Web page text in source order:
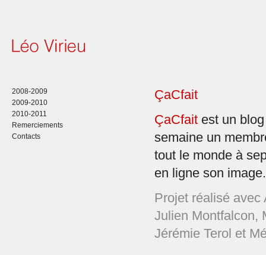
2008-2009
2009-2010
2010-2011
Remerciements
Contacts
ÇaCfait
ÇaCfait est un
semaine un
tout le monde à
en ligne son image.
Projet réalisé avec
Julien Montfalcon,
Jérémie Terol et